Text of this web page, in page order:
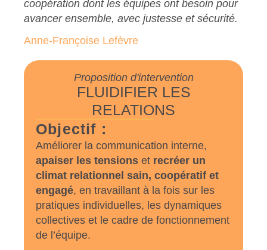
coopération dont les équipes ont besoin pour
avancer ensemble, avec justesse et sécurité.
Anne-Françoise Lefèvre
Proposition d'intervention
FLUIDIFIER LES
RELATIONS
Objectif :
Améliorer la communication interne,
apaiser les tensions et recréer un
climat relationnel sain, coopératif et
engagé, en travaillant à la fois sur les
pratiques individuelles, les dynamiques
collectives et le cadre de fonctionnement
de l’équipe.